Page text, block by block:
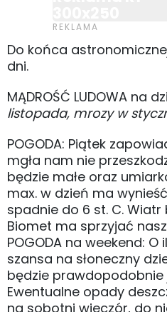
Do końca
dni.
MĄDROŚĆ LUDOWA na
listopada, mrozy w
POGODA: Piątek
mgła nam nie
będzie małe oraz
max. w dzień ma wynieść
spadnie do 6 st. C.
Biomet ma sprzyjać
POGODA na weekend:
szansa na słoneczny
będzie prawdopodobnie
Ewentualne opady
na sobotni wieczór, do